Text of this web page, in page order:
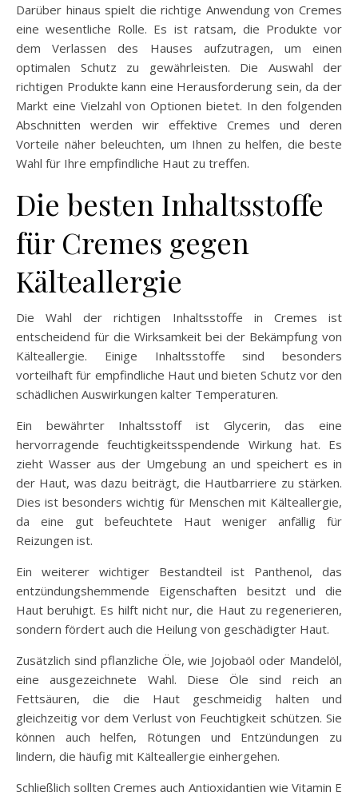
Darüber hinaus spielt die richtige Anwendung von Cremes
eine wesentliche Rolle. Es ist ratsam, die Produkte vor
dem Verlassen des Hauses aufzutragen, um einen
optimalen Schutz zu gewährleisten. Die Auswahl der
richtigen Produkte kann eine Herausforderung sein, da der
Markt eine Vielzahl von Optionen bietet. In den folgenden
Abschnitten werden wir effektive Cremes und deren
Vorteile näher beleuchten, um Ihnen zu helfen, die beste
Wahl für Ihre empfindliche Haut zu treffen.
Die besten Inhaltsstoffe
für Cremes gegen
Kälteallergie
Die Wahl der richtigen Inhaltsstoffe in Cremes ist
entscheidend für die Wirksamkeit bei der Bekämpfung von
Kälteallergie. Einige Inhaltsstoffe sind besonders
vorteilhaft für empfindliche Haut und bieten Schutz vor den
schädlichen Auswirkungen kalter Temperaturen.
Ein bewährter Inhaltsstoff ist Glycerin, das eine
hervorragende feuchtigkeitsspendende Wirkung hat. Es
zieht Wasser aus der Umgebung an und speichert es in
der Haut, was dazu beiträgt, die Hautbarriere zu stärken.
Dies ist besonders wichtig für Menschen mit Kälteallergie,
da eine gut befeuchtete Haut weniger anfällig für
Reizungen ist.
Ein weiterer wichtiger Bestandteil ist Panthenol, das
entzündungshemmende Eigenschaften besitzt und die
Haut beruhigt. Es hilft nicht nur, die Haut zu regenerieren,
sondern fördert auch die Heilung von geschädigter Haut.
Zusätzlich sind pflanzliche Öle, wie Jojobaöl oder Mandelöl,
eine ausgezeichnete Wahl. Diese Öle sind reich an
Fettsäuren, die die Haut geschmeidig halten und
gleichzeitig vor dem Verlust von Feuchtigkeit schützen. Sie
können auch helfen, Rötungen und Entzündungen zu
lindern, die häufig mit Kälteallergie einhergehen.
Schließlich sollten Cremes auch Antioxidantien wie Vitamin E